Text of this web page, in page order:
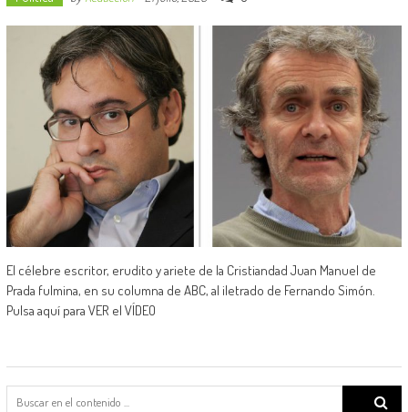
El célebre escritor, erudito y ariete de la Cristiandad Juan Manuel de
Prada fulmina, en su columna de ABC, al iletrado de Fernando Simón.
Pulsa aquí para VER el VÍDEO
Search